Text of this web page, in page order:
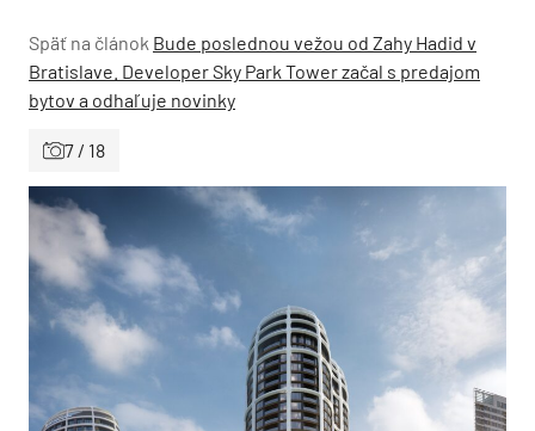
Späť na článok Bude poslednou vežou od Zahy Hadid v
Bratislave. Developer Sky Park Tower začal s predajom
bytov a odhaľuje novinky
7 / 18